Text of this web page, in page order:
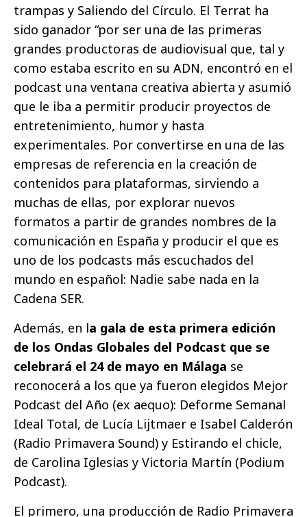
trampas y Saliendo del Círculo. El Terrat ha
sido ganador “por ser una de las primeras
grandes productoras de audiovisual que, tal y
como estaba escrito en su ADN, encontró en el
podcast una ventana creativa abierta y asumió
que le iba a permitir producir proyectos de
entretenimiento, humor y hasta
experimentales. Por convertirse en una de las
empresas de referencia en la creación de
contenidos para plataformas, sirviendo a
muchas de ellas, por explorar nuevos
formatos a partir de grandes nombres de la
comunicación en España y producir el que es
uno de los podcasts más escuchados del
mundo en español: Nadie sabe nada en la
Cadena SER.
Además, en la gala de esta primera edición
de los Ondas Globales del Podcast que se
celebrará el 24 de mayo en Málaga se
reconocerá a los que ya fueron elegidos Mejor
Podcast del Año (ex aequo): Deforme Semanal
Ideal Total, de Lucía Lijtmaer e Isabel Calderón
(Radio Primavera Sound) y Estirando el chicle,
de Carolina Iglesias y Victoria Martín (Podium
Podcast).
El primero, una producción de Radio Primavera